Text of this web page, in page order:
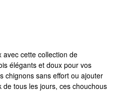
avec cette collection de
élégants et doux pour vos
chignons sans effort ou ajouter
tous les jours, ces chouchous